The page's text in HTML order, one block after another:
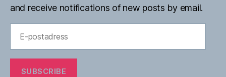
and receive notifications of new posts by email.
postadress
SUBSCRIBE